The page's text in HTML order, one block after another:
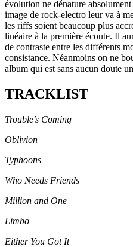
évolution ne dénature
image de rock-electro leur va à
les riffs soient beaucoup plus
linéaire à la première écoute. Il
de contraste entre les différents
consistance. Néanmoins on ne
album qui est sans aucun doute
TRACKLIST
Trouble’s Coming
Oblivion
Typhoons
Who Needs Friends
Million and One
Limbo
Either You Got It